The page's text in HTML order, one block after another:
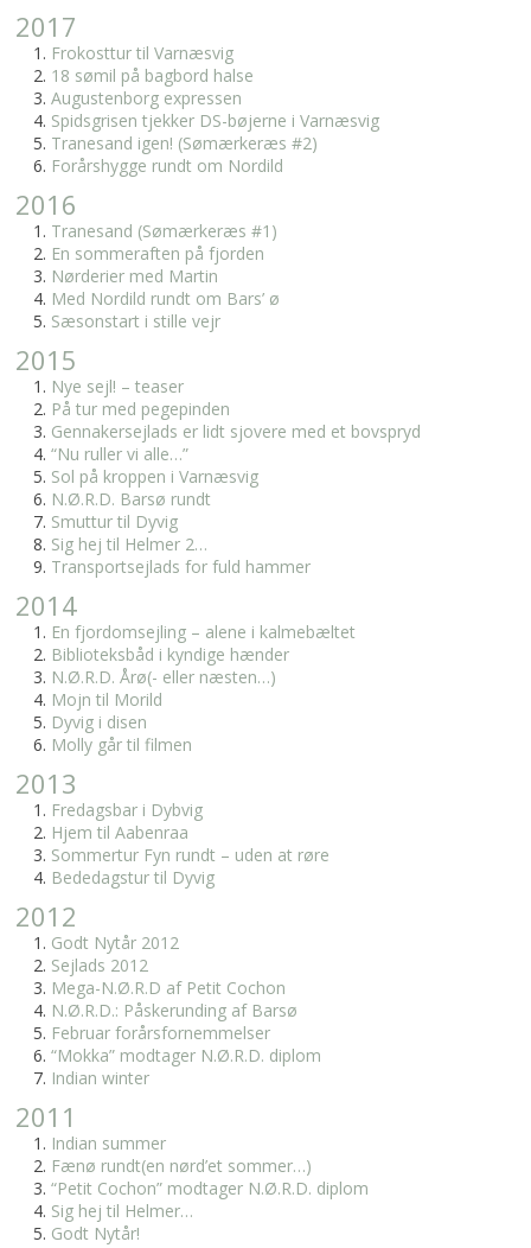
2017
Frokosttur til Varnæsvig
18 sømil på bagbord halse
Augustenborg expressen
Spidsgrisen tjekker DS-bøjerne i Varnæsvig
Tranesand igen! (Sømærkeræs #2)
Forårshygge rundt om Nordild
2016
Tranesand (Sømærkeræs #1)
En sommeraften på fjorden
Nørderier med Martin
Med Nordild rundt om Bars’ ø
Sæsonstart i stille vejr
2015
Nye sejl! – teaser
På tur med pegepinden
Gennakersejlads er lidt sjovere med et bovspryd
“Nu ruller vi alle…”
Sol på kroppen i Varnæsvig
N.Ø.R.D. Barsø rundt
Smuttur til Dyvig
Sig hej til Helmer 2…
Transportsejlads for fuld hammer
2014
En fjordomsejling – alene i kalmebæltet
Biblioteksbåd i kyndige hænder
N.Ø.R.D. Årø(- eller næsten…)
Mojn til Morild
Dyvig i disen
Molly går til filmen
2013
Fredagsbar i Dybvig
Hjem til Aabenraa
Sommertur Fyn rundt – uden at røre
Bededagstur til Dyvig
2012
Godt Nytår 2012
Sejlads 2012
Mega-N.Ø.R.D af Petit Cochon
N.Ø.R.D.: Påskerunding af Barsø
Februar forårsfornemmelser
“Mokka” modtager N.Ø.R.D. diplom
Indian winter
2011
Indian summer
Fænø rundt(en nørd’et sommer…)
“Petit Cochon” modtager N.Ø.R.D. diplom
Sig hej til Helmer…
Godt Nytår!